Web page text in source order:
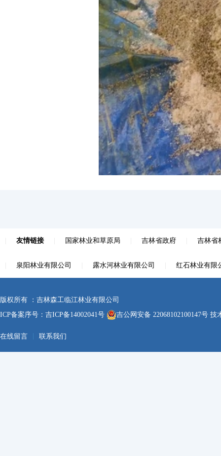
友情链接 国家林业和草原局 吉林省政府 吉林省
泉阳林业有限公司 露水河林业有限公司 红石林业有限
版权所有 ：吉林森工临江林业有限公司
ICP备案序号： 吉ICP备14002041号 吉公网安备 22068102100147号 技
在线留言 联系我们